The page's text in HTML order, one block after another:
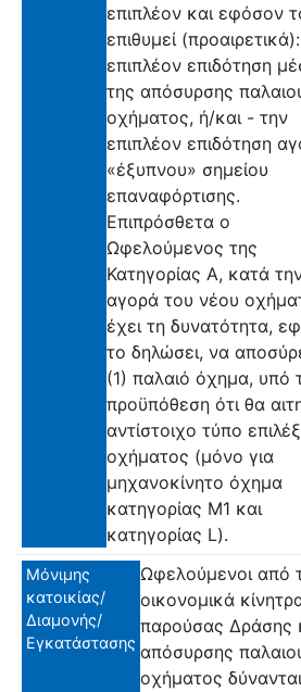
επιπλέον και εφόσον
επιθυμεί
επιπλέον επιδότηση
της απόσυρσης
οχήματος, ή/και - την
επιπλέον επιδότηση
«έξυπνου» σημείου
επαναφόρτισης.
Επιπρόσθετα o
Ωφελούμενος της
Κατηγορίας Α, κατά
αγορά του νέου
έχει τη δυνατότητα,
το δηλώσει, να
(1) παλαιό όχημα, υπό
προϋπόθεση ότι θα
αντίστοιχο τύπο
οχήματος (μόνο για
μηχανοκίνητο όχημα
κατηγορίας Μ1 και
κατηγορίας L).
Μόνιμης
κατοικίας/
Διαμονής/
Εγκατάστασης
Ωφελούμενοι από
οικονομικά
παρούσας Δράσης
απόσυρσης
οχήματος